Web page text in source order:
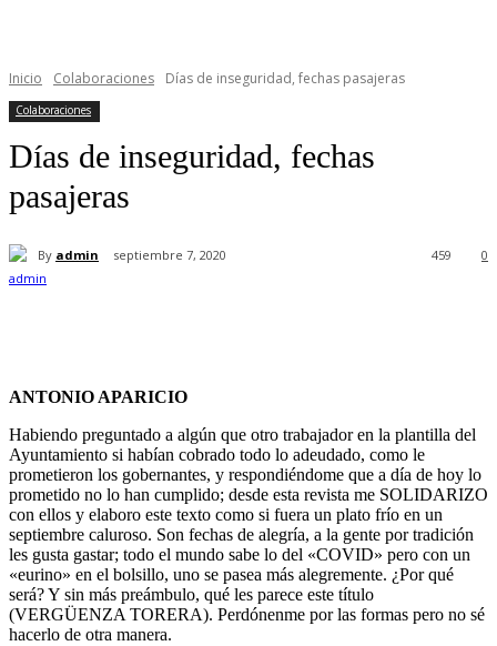
Inicio Colaboraciones Días de inseguridad, fechas pasajeras
Colaboraciones
Días de inseguridad, fechas
pasajeras
By admin septiembre 7, 2020 0
459
ANTONIO APARICIO
Habiendo preguntado a algún que otro trabajador en la plantilla del
Ayuntamiento si habían cobrado todo lo adeudado, como le
prometieron los gobernantes, y respondiéndome que a día de hoy lo
prometido no lo han cumplido; desde esta revista me SOLIDARIZO
con ellos y elaboro este texto como si fuera un plato frío en un
septiembre caluroso. Son fechas de alegría, a la gente por tradición
les gusta gastar; todo el mundo sabe lo del «COVID» pero con un
«eurino» en el bolsillo, uno se pasea más alegremente. ¿Por qué
será? Y sin más preámbulo, qué les parece este título
(VERGÜENZA TORERA). Perdónenme por las formas pero no sé
hacerlo de otra manera.